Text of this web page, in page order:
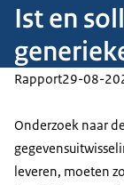
Ist en
Rapport29-08-
Onderzoek naar
leveren, moeten